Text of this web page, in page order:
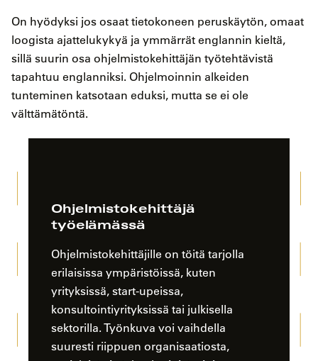
On hyödyksi jos osaat tietokoneen peruskäytön, omaat
loogista ajattelukykyä ja ymmärrät englannin kieltä,
sillä suurin osa ohjelmistokehittäjän työtehtävistä
tapahtuu englanniksi. Ohjelmoinnin alkeiden
tunteminen katsotaan eduksi, mutta se ei ole
välttämätöntä.
Ohjelmistokehittäjä
työelämässä
Ohjelmistokehittäjille on töitä tarjolla
erilaisissa ympäristöissä, kuten
yrityksissä, start-upeissa,
konsultointiyrityksissä tai julkisella
sektorilla. Työnkuva voi vaihdella
suuresti riippuen organisaatiosta,